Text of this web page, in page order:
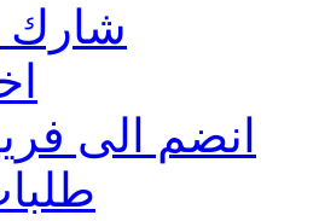
شارك
انضم الى